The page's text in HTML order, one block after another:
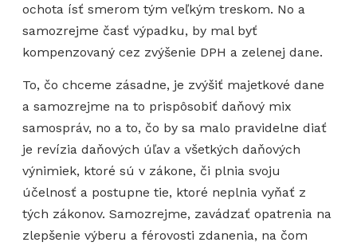
ochota ísť smerom tým veľkým treskom. No a
samozrejme časť výpadku, by mal byť
kompenzovaný cez zvýšenie DPH a zelenej dane.
To, čo chceme zásadne, je zvýšiť majetkové dane
a samozrejme na to prispôsobiť daňový mix
samospráv, no a to, čo by sa malo pravidelne diať
je revízia daňových úľav a všetkých daňových
výnimiek, ktoré sú v zákone, či plnia svoju
účelnosť a postupne tie, ktoré neplnia vyňať z
tých zákonov. Samozrejme, zavádzať opatrenia na
zlepšenie výberu a férovosti zdanenia, na čom